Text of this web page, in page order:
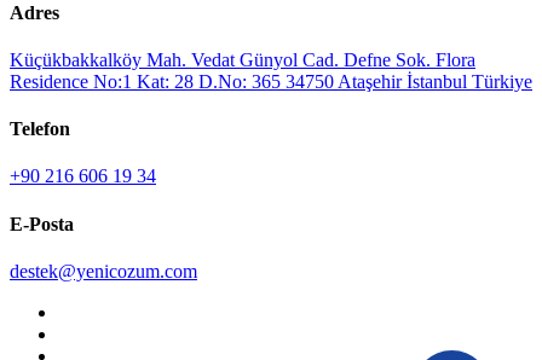
Adres
Küçükbakkalköy Mah. Vedat Günyol Cad. Defne Sok. Flora
Residence No:1 Kat: 28 D.No: 365 34750 Ataşehir İstanbul Türkiye
Telefon
+90 216 606 19 34
E-Posta
destek@yenicozum.com